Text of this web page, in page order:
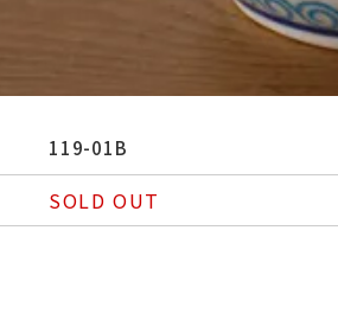
119-01B
SOLD OUT